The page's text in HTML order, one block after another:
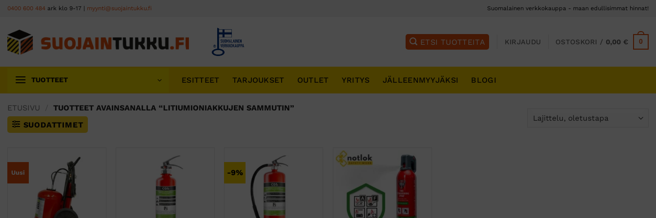
Skip
content
0400 600 484 ark klo 9-17 | myynti@suojaintukku.fi Suomalainen verkkokauppa - maan edullisimmat hinnat!
KIRJAUDU OSTOSKORI / 0,00€ 0
TUOTTEET ESITTEET TARJOUKSET OUTLET YRITYS JÄLLEENMYYJÄKSI BLOGI
ETUSIVU
TUOTTEET AVAINSANALLA “LITIUMIONIAKKUJEN SAMMUTIN”
SUODATTIMET
Uusi -9%